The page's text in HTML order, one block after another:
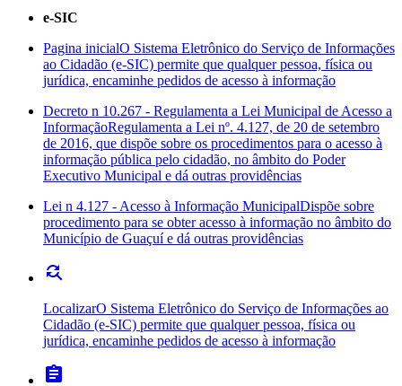
e-SIC
Pagina inicialO Sistema Eletrônico do Serviço de Informações
ao Cidadão (e-SIC) permite que qualquer pessoa, física ou
jurídica, encaminhe pedidos de acesso à informação
Decreto n 10.267 - Regulamenta a Lei Municipal de Acesso a
InformaçãoRegulamenta a Lei nº. 4.127, de 20 de setembro
de 2016, que dispõe sobre os procedimentos para o acesso à
informação pública pelo cidadão, no âmbito do Poder
Executivo Municipal e dá outras providências
Lei n 4.127 - Acesso à Informação MunicipalDispõe sobre
procedimento para se obter acesso à informação no âmbito do
Município de Guaçuí e dá outras providências
find_replace
LocalizarO Sistema Eletrônico do Serviço de Informações ao
Cidadão (e-SIC) permite que qualquer pessoa, física ou
jurídica, encaminhe pedidos de acesso à informação
assignment